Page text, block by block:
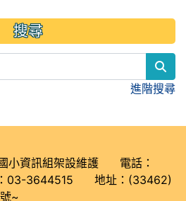
搜尋
進階搜尋
小資訊組架設維護 電話：
3644515 地址：(33462)
~